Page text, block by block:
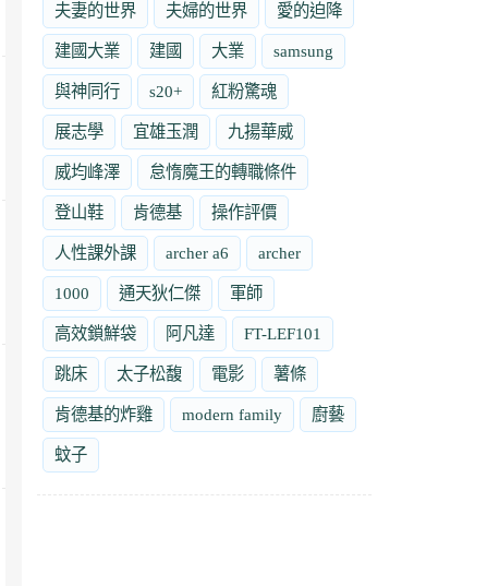
夫妻的世界 夫婦的世界 愛的迫降
建國大業 建國 大業 samsung
與神同行 s20+ 紅粉驚魂
展志學 宜雄玉潤 九揚華威
威均峰澤 怠惰魔王的轉職條件
登山鞋 肯德基 操作評價
人性課外課 archer a6 archer
1000 通天狄仁傑 軍師
高效鎖鮮袋 阿凡達 FT-LEF101
跳床 太子松馥 電影 薯條
肯德基的炸雞 modern family 廚藝
蚊子